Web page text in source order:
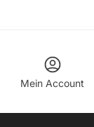
Mein Account